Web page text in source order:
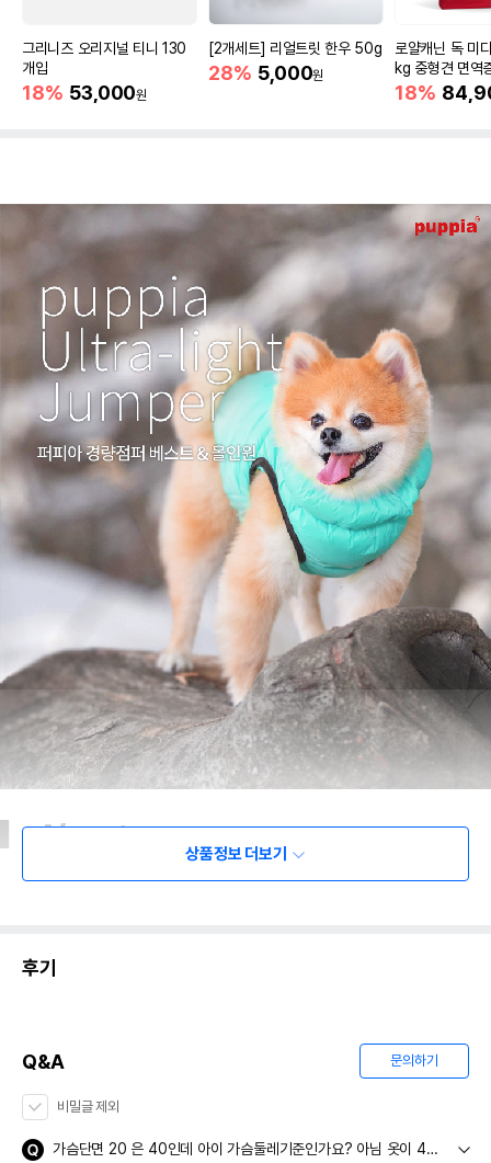
그리니즈 오리지널 티니 130
개입
18% 53,000원
[2개세트] 리얼트릿 한우 50g
28% 5,000원
로얄캐닌 독 미
kg 중형견 면역
18%
상품정보 더보기
후기
Q&A 문의하기
비밀글 제외
가슴단면 20 은 40인데 아이 가슴둘레기준인가요? 아님 옷이 40인건가요